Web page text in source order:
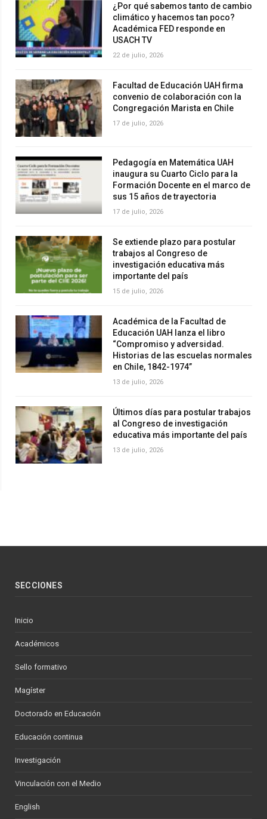
¿Por qué sabemos tanto de cambio
climático y hacemos tan poco?
Académica FED responde en
USACH TV
22 de julio, 2026
Facultad de Educación UAH firma
convenio de colaboración con la
Congregación Marista en Chile
17 de julio, 2026
Pedagogía en Matemática UAH
inaugura su Cuarto Ciclo para la
Formación Docente en el marco de
sus 15 años de trayectoria
17 de julio, 2026
Se extiende plazo para postular
trabajos al Congreso de
investigación educativa más
importante del país
15 de julio, 2026
Académica de la Facultad de
Educación UAH lanza el libro
“Compromiso y adversidad.
Historias de las escuelas normales
en Chile, 1842-1974”
13 de julio, 2026
Últimos días para postular trabajos
al Congreso de investigación
educativa más importante del país
13 de julio, 2026
SECCIONES
Inicio
Académicos
Sello formativo
Magíster
Doctorado en Educación
Educación continua
Investigación
Vinculación con el Medio
English